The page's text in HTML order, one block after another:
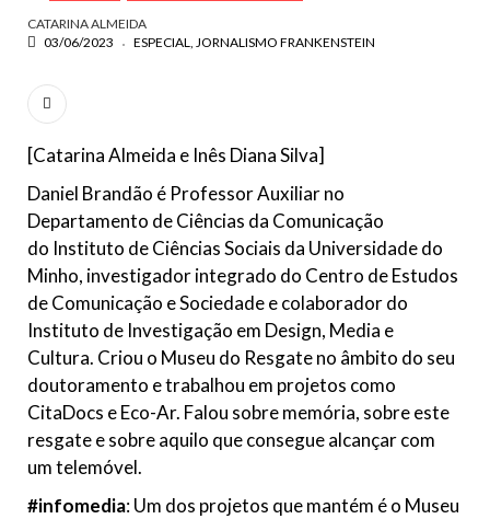
CATARINA ALMEIDA
03/06/2023
ESPECIAL JORNALISMO FRANKENSTEIN
[Catarina Almeida e Inês Diana Silva]
Daniel Brandão é Professor Auxiliar no
Departamento de Ciências da Comunicação
do Instituto de Ciências Sociais da Universidade do
Minho, investigador integrado do Centro de Estudos
de Comunicação e Sociedade e colaborador do
Instituto de Investigação em Design, Media e
Cultura. Criou o Museu do Resgate no âmbito do seu
doutoramento e trabalhou em projetos como
CitaDocs e Eco-Ar. Falou sobre memória, sobre este
resgate e sobre aquilo que consegue alcançar com
um telemóvel.
#infomedia: Um dos projetos que mantém é o Museu